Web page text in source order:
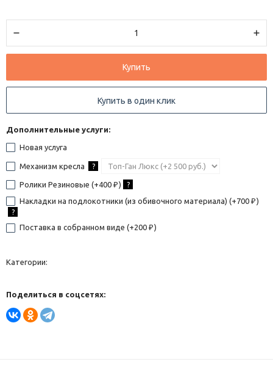
Купить
Купить в один клик
Дополнительные услуги:
Новая услуга
Механизм кресла ?
Ролики Резиновые (+400 ₽ ) ?
Накладки на подлокотники (из обивочного материала) (+700 ₽ )
?
Поставка в собранном виде (+200 ₽ )
Категории:
Поделиться в соцсетях: